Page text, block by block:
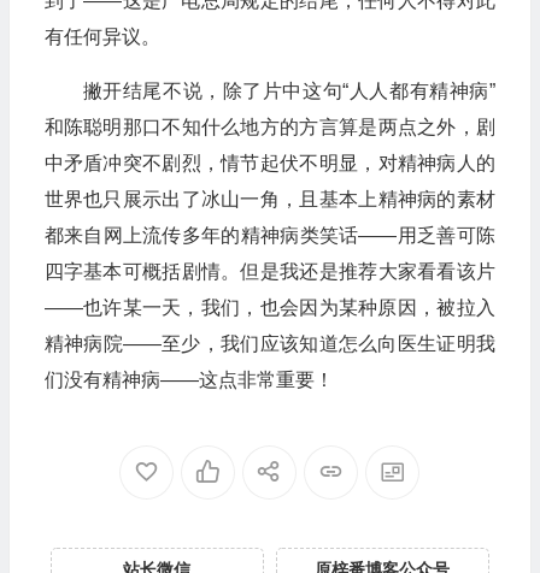
有任何异议。
撇开结尾不说，除了片中这句“人人都有精神病”
和陈聪明那口不知什么地方的方言算是两点之外，剧
中矛盾冲突不剧烈，情节起伏不明显，对精神病人的
世界也只展示出了冰山一角，且基本上精神病的素材
都来自网上流传多年的精神病类笑话——用乏善可陈
四字基本可概括剧情。但是我还是推荐大家看看该片
——也许某一天，我们，也会因为某种原因，被拉入
精神病院——至少，我们应该知道怎么向医生证明我
们没有精神病——这点非常重要！